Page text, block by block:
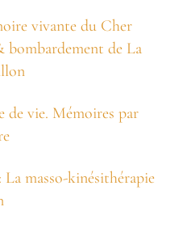
vivante du Cher
bombardement de La
de vie. Mémoires par
La masso-kinésithérapie